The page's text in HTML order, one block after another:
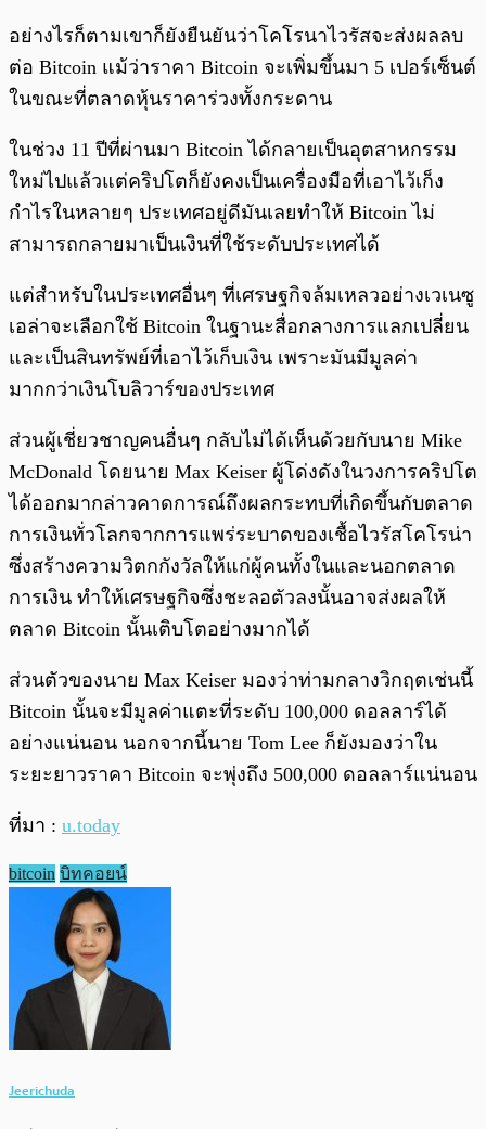
อย่างไรก็ตามเขาก็ยังยืนยันว่าโคโรนาไวรัสจะส่งผลลบ
ต่อ Bitcoin แม้ว่าราคา Bitcoin จะเพิ่มขึ้นมา 5 เปอร์เซ็นต์
ในขณะที่ตลาดหุ้นราคาร่วงทั้งกระดาน
ในช่วง 11 ปีที่ผ่านมา Bitcoin ได้กลายเป็นอุตสาหกรรม
ใหม่ไปแล้วแต่คริปโตก็ยังคงเป็นเครื่องมือที่เอาไว้เก็ง
กำไรในหลายๆ ประเทศอยู่ดีมันเลยทำให้ Bitcoin ไม่
สามารถกลายมาเป็นเงินที่ใช้ระดับประเทศได้
แต่สำหรับในประเทศอื่นๆ ที่เศรษฐกิจล้มเหลวอย่างเวเนซู
เอล่าจะเลือกใช้ Bitcoin ในฐานะสื่อกลางการแลกเปลี่ยน
และเป็นสินทรัพย์ที่เอาไว้เก็บเงิน เพราะมันมีมูลค่า
มากกว่าเงินโบลิวาร์ของประเทศ
ส่วนผู้เชี่ยวชาญคนอื่นๆ กลับไม่ได้เห็นด้วยกับนาย Mike
McDonald โดยนาย Max Keiser ผู้โด่งดังในวงการคริปโต
ได้ออกมากล่าวคาดการณ์ถึงผลกระทบที่เกิดขึ้นกับตลาด
การเงินทั่วโลกจากการแพร่ระบาดของเชื้อไวรัสโคโรน่า
ซึ่งสร้างความวิตกกังวัลให้แก่ผู้คนทั้งในและนอกตลาด
การเงิน ทำให้เศรษฐกิจซึ่งชะลอตัวลงนั้นอาจส่งผลให้
ตลาด Bitcoin นั้นเติบโตอย่างมากได้
ส่วนตัวของนาย Max Keiser มองว่าท่ามกลางวิกฤตเช่นนี้
Bitcoin นั้นจะมีมูลค่าแตะที่ระดับ 100,000 ดอลลาร์ได้
อย่างแน่นอน นอกจากนี้นาย Tom Lee ก็ยังมองว่าใน
ระยะยาวราคา Bitcoin จะพุ่งถึง 500,000 ดอลลาร์แน่นอน
ที่มา : u.today
bitcoin บิทคอยน์
Jeerichuda